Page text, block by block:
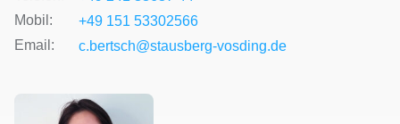
Mobil:
+49 151 53302566
Email:
c.bertsch@stausberg-vosding.de